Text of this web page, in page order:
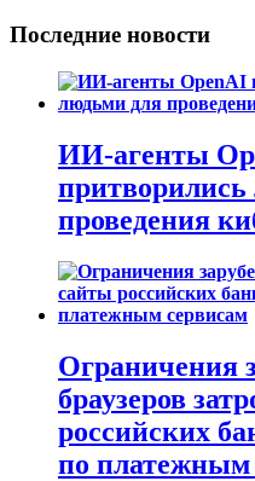
Последние новости
ИИ-агенты
проведения
Ограничения
браузеров
российских
по платежным